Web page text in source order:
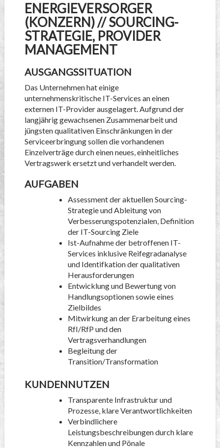
ENERGIEVERSORGER
(KONZERN) // SOURCING-
STRATEGIE, PROVIDER
MANAGEMENT
AUSGANGSSITUATION
Das Unternehmen hat einige
unternehmenskritische IT-Services an einen
externen IT-Provider ausgelagert. Aufgrund der
langjährig gewachsenen Zusammenarbeit und
jüngsten qualitativen Einschränkungen in der
Serviceerbringung sollen die vorhandenen
Einzelverträge durch einen neues, einheitliches
Vertragswerk ersetzt und verhandelt werden.
AUFGABEN
Assessment der aktuellen Sourcing-
Strategie und Ableitung von
Verbesserungspotenzialen, Definition
der IT-Sourcing Ziele
Ist-Aufnahme der betroffenen IT-
Services inklusive Reifegradanalyse
und Identifkation der qualitativen
Herausforderungen
Entwicklung und Bewertung von
Handlungsoptionen sowie eines
Zielbildes
Mitwirkung an der Erarbeitung eines
RfI/RfP und den
Vertragsverhandlungen
Begleitung der
Transition/Transformation
KUNDENNUTZEN
Transparente Infrastruktur und
Prozesse, klare Verantwortlichkeiten
Verbindlichere
Leistungsbeschreibungen durch klare
Kennzahlen und Pönale